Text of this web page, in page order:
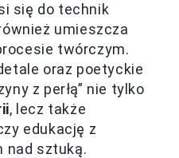
się do technik
umieszcza
twórczym.
oraz poetyckie
z perłą” nie tylko
, lecz także
edukację z
nad sztuką.